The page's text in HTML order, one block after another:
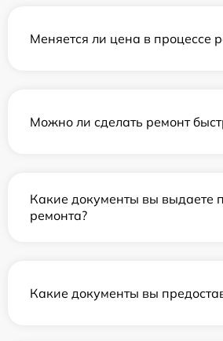
Меняется ли цена в процессе
Можно ли сделать ремонт
Какие документы вы выдаете
ремонта?
Какие документы вы